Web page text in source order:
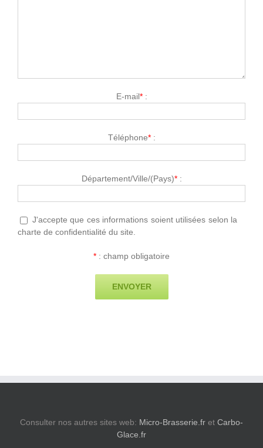
E-mail*:
Téléphone*:
Département/Ville/(Pays)*:
J'accepte que ces informations soient utilisées selon la
charte de confidentialité du site.
* : champ obligatoire
Consulter nos autres sites web: Micro-Brasserie.fr et Carbo-
Glace.fr